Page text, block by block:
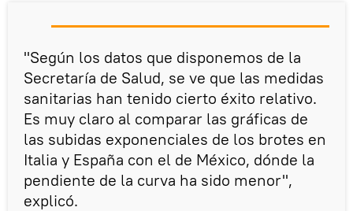
"Según los datos que disponemos de la
Secretaría de Salud, se ve que las medidas
sanitarias han tenido cierto éxito relativo.
Es muy claro al comparar las gráficas de
las subidas exponenciales de los brotes en
Italia y España con el de México, dónde la
pendiente de la curva ha sido menor",
explicó.